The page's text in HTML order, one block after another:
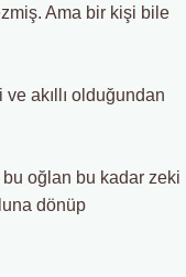
Ama bir kişi bile
akıllı olduğundan
oğlan bu kadar zeki
dönüp